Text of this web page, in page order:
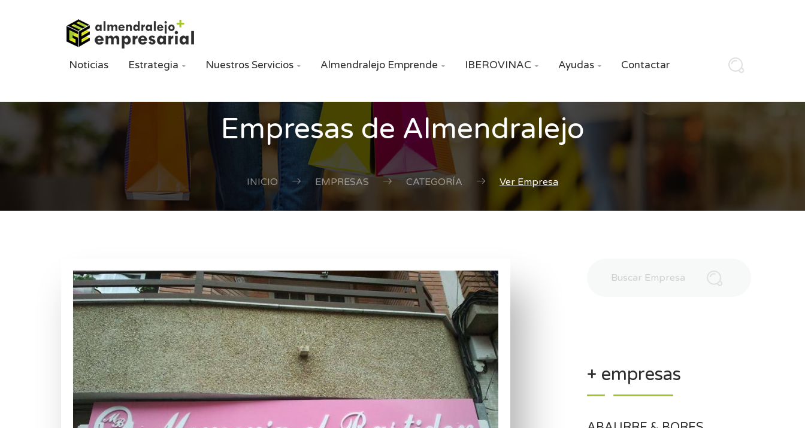
Noticias Estrategia  Nuestros Servicios  Almendralejo Emprende  IBEROVINAC  Ayudas  Contactar
Empresas de Almendralejo
INICIO EMPRESAS CATEGORÍA Ver Empresa
+ empresas